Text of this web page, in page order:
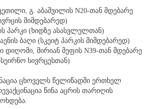
გ. აბაშვილის N20-თან მდებარე
მიმდებარედ)
პარკი (ხიდზე ასასვლელთან)
ბაღი (სკეიტ პარკის მიმდებარედ)
დიღომი, მირიან მეფის N39-თან მდებარე
სივრცესთან)
ცხოველს წელიწადში ერთხელ
წინა აცრის თარიღის